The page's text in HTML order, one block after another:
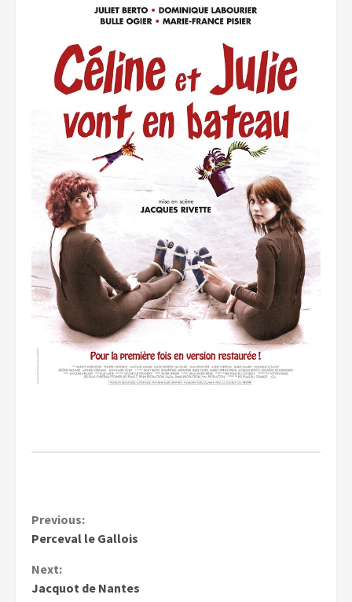
Continue
Previous:
Perceval le Gallois
Next:
Jacquot de Nantes